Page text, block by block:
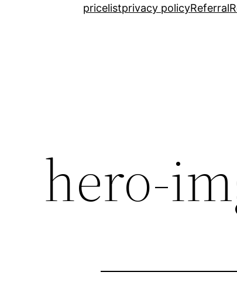
pricelistprivacy policyReferral
hero-